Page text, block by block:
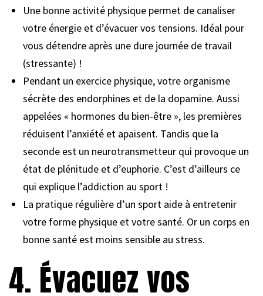
Une bonne activité physique permet de canaliser
votre énergie et d’évacuer vos tensions. Idéal pour
vous détendre après une dure journée de travail
(stressante) !
Pendant un exercice physique, votre organisme
sécrète des endorphines et de la dopamine. Aussi
appelées « hormones du bien-être », les premières
réduisent l’anxiété et apaisent. Tandis que la
seconde est un neurotransmetteur qui provoque un
état de plénitude et d’euphorie. C’est d’ailleurs ce
qui explique l’addiction au sport !
La pratique régulière d’un sport aide à entretenir
votre forme physique et votre santé. Or un corps en
bonne santé est moins sensible au stress.
4. Évacuez vos